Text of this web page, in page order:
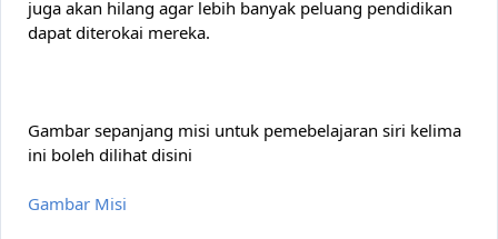
juga akan hilang agar lebih banyak peluang pendidikan
dapat diterokai mereka.
Gambar sepanjang misi untuk pemebelajaran siri kelima
ini boleh dilihat disini
Gambar Misi